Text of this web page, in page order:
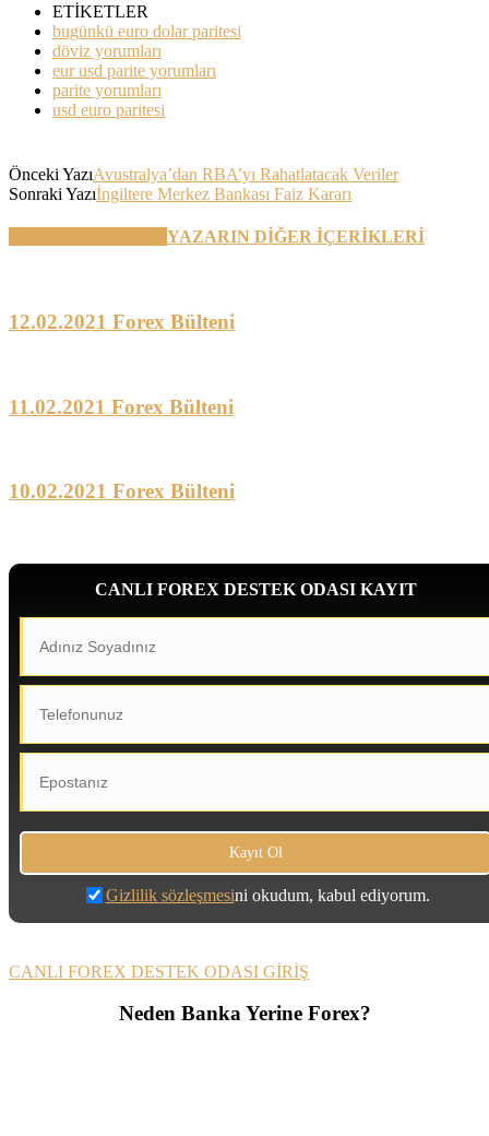
ETİKETLER
bugünkü euro dolar paritesi
döviz yorumları
eur usd parite yorumları
parite yorumları
usd euro paritesi
Önceki YazıAvustralya’dan RBA’yı Rahatlatacak Veriler
Sonraki Yazıİngiltere Merkez Bankası Faiz Kararı
YAZARIN DİĞER İÇERİKLERİ
12.02.2021 Forex Bülteni
11.02.2021 Forex Bülteni
10.02.2021 Forex Bülteni
CANLI FOREX DESTEK ODASI KAYIT
Gizlilik sözleşmesini okudum, kabul ediyorum.
CANLI FOREX DESTEK ODASI GİRİŞ
Neden Banka Yerine Forex?